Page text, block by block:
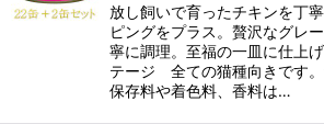
放し飼いで育ったチキンを丁
ピングをプラス。贅沢なグレ
寧に調理。至福の一皿に仕上
テージ 全ての猫種向きです。
保存料や着色料、香料は…